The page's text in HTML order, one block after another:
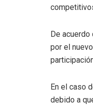
De
por el
En el caso
debido a